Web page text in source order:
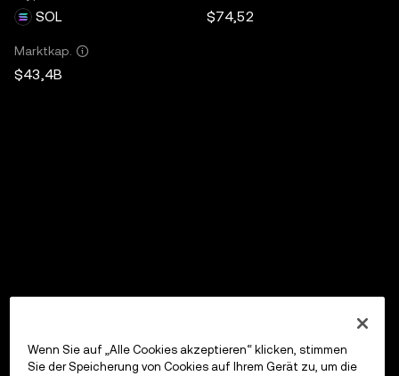
SOL $74,52
Marktkap.
$43,4B
Wenn Sie auf „Alle Cookies akzeptieren“ klicken, stimmen
Sie der Speicherung von Cookies auf Ihrem Gerät zu, um die